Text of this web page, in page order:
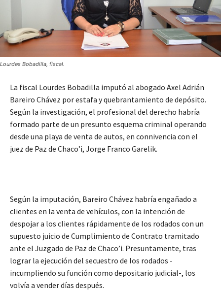
Lourdes Bobadilla, fiscal.
La fiscal Lourdes Bobadilla imputó al abogado Axel Adrián
Bareiro Chávez por estafa y quebrantamiento de depósito.
Según la investigación, el profesional del derecho habría
formado parte de un presunto esquema criminal operando
desde una playa de venta de autos, en connivencia con el
juez de Paz de Chaco’i, Jorge Franco Garelik.
Según la imputación, Bareiro Chávez habría engañado a
clientes en la venta de vehículos, con la intención de
despojar a los clientes rápidamente de los rodados con un
supuesto juicio de Cumplimiento de Contrato tramitado
ante el Juzgado de Paz de Chaco’i. Presuntamente, tras
lograr la ejecución del secuestro de los rodados -
incumpliendo su función como depositario judicial-, los
volvía a vender días después.